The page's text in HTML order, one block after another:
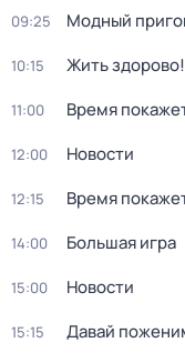
09:25 Модный
10:15 Жить здорово!
11:00 Время
12:00 Новости
12:15 Время
14:00 Большая игра
15:00 Новости
15:15 Давай